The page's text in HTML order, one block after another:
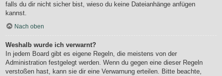
falls du dir nicht sicher bist, wieso du keine Dateianhänge anfügen
kannst.
Nach oben
Weshalb wurde ich verwarnt?
In jedem Board gibt es eigene Regeln, die meistens von der
Administration festgelegt werden. Wenn du gegen eine dieser Regeln
verstoßen hast, kann sie dir eine Verwarnung erteilen. Bitte beachte,